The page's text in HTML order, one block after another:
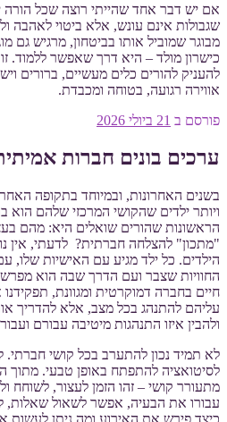
אם יש דבר אחד שהייתי רוצה שכל הורה
שגבולות אינם עונש, אלא ביטוי לאהבה
מבוגר שמוביל אותו בביטחון, מרגיש גם
כישרון מולד – היא דרך שאפשר ללמוד.
להעניק להורים כלים מעשיים, ברורים
אווירה רגועה, בטוחה ומכבדת.
פורסם ב 21 ביולי 2026
ערכים בונים חברות
בשנים האחרונות, ובמיוחד בתקופה
ויותר ילדים שהקושי המרכזי שלהם
הראשונות שהורים שואלים היא: מהם
"מתכון" להצלחה חברתית? לדעתי, אין
הילדים. כל ילד מגיע עם האישיות שלו,
החוויות שצבר ועם הדרך שבה הוא
חיים בחברה דמוקרטית ומגוונת, תפקידנו
עליהם להתנהג בכל מצב, אלא להדריך
ולהבין איזו התנהגות מיטיבה עבורם
לא תמיד נכון להתערב בכל קושי
לסיטואציה להתפתח באופן טבעי. מתוך
מתעורר קושי – זהו הזמן לעצור, לשוחח
עבורו את הבעיה, אפשר לשאול שאלות,